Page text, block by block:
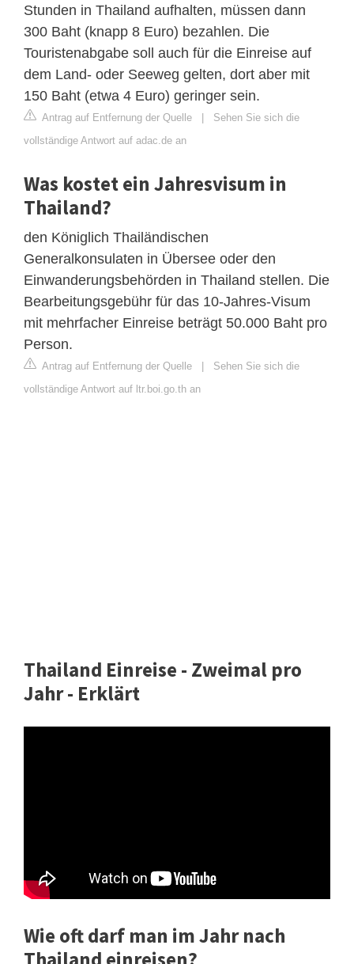
Stunden in Thailand aufhalten, müssen dann
300 Baht (knapp 8 Euro) bezahlen. Die
Touristenabgabe soll auch für die Einreise auf
dem Land- oder Seeweg gelten, dort aber mit
150 Baht (etwa 4 Euro) geringer sein.
Antrag auf Entfernung der Quelle
Sehen Sie sich die
vollständige Antwort auf adac.de an
Was kostet ein Jahresvisum in
Thailand?
den Königlich Thailändischen
Generalkonsulaten in Übersee oder den
Einwanderungsbehörden in Thailand stellen. Die
Bearbeitungsgebühr für das 10-Jahres-Visum
mit mehrfacher Einreise beträgt 50.000 Baht pro
Person.
Antrag auf Entfernung der Quelle
Sehen Sie sich die
vollständige Antwort auf ltr.boi.go.th an
Thailand Einreise - Zweimal pro
Jahr - Erklärt
Wie oft darf man im Jahr nach
Thailand einreisen?